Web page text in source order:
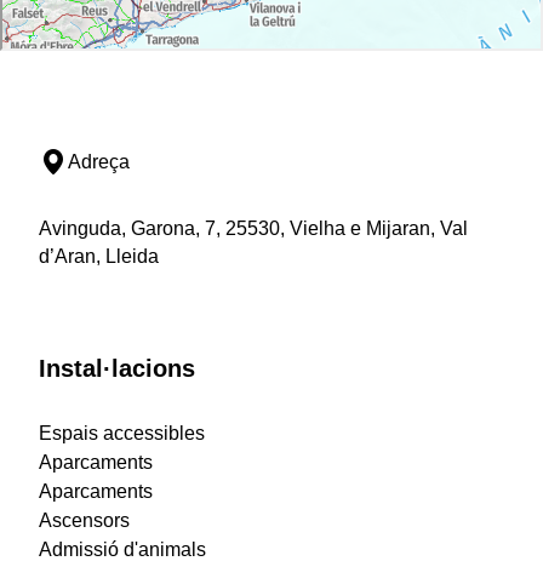
Adreça
Avinguda, Garona, 7, 25530, Vielha e Mijaran, Val
d’Aran, Lleida
Instal·lacions
Espais accessibles
Aparcaments
Aparcaments
Ascensors
Admissió d'animals